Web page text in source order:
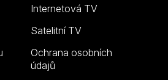
Internetová TV
Satelitní TV
Ochrana osobních
údajů